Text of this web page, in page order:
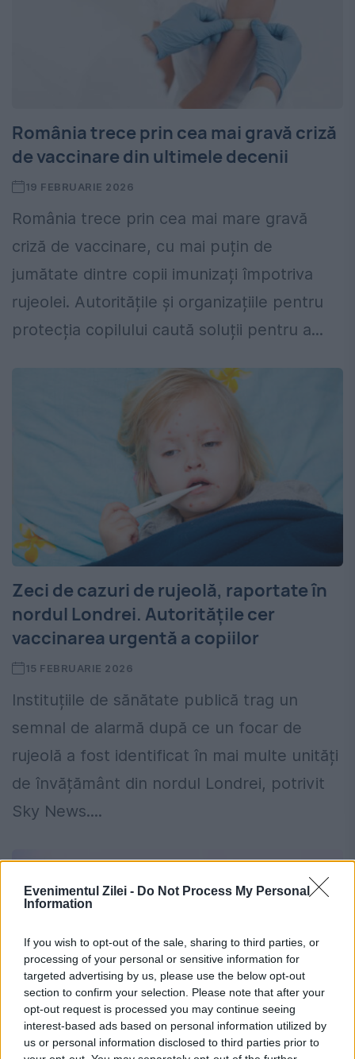
Evenimentul Zilei - Do Not Process My Personal
Information
If you wish to opt-out of the sale, sharing to third parties, or
processing of your personal or sensitive information for
targeted advertising by us, please use the below opt-out
section to confirm your selection. Please note that after your
opt-out request is processed you may continue seeing
interest-based ads based on personal information utilized by
us or personal information disclosed to third parties prior to
România trece prin cea mai gravă criză
de vaccinare din ultimele decenii
19 FEBRUARIE 2026
România trece prin cea mai mare gravă
criză de vaccinare, cu mai puțin de
jumătate dintre copii imunizați împotriva
rujeolei. Autoritățile și organizațiile pentru
protecția copilului caută soluții pentru a...
Zeci de cazuri de rujeolă, raportate în
nordul Londrei. Autoritățile cer
vaccinarea urgentă a copiilor
15 FEBRUARIE 2026
Instituțiile de sănătate publică trag un
semnal de alarmă după ce un focar de
rujeolă a fost identificat în mai multe unități
de învățământ din nordul Londrei, potrivit
Sky News....